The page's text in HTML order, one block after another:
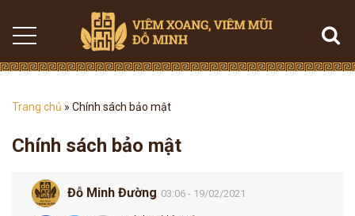
Trang chủ » Chính sách bảo mật
Chính sách bảo mật
Đỗ Minh Đường 03:06 - 19/02/2021